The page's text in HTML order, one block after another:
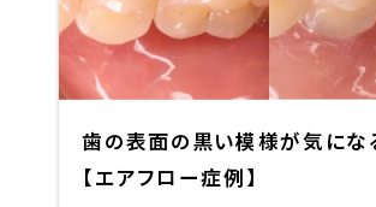
歯の表面の黒い模様が気にな
【エアフロー症例】